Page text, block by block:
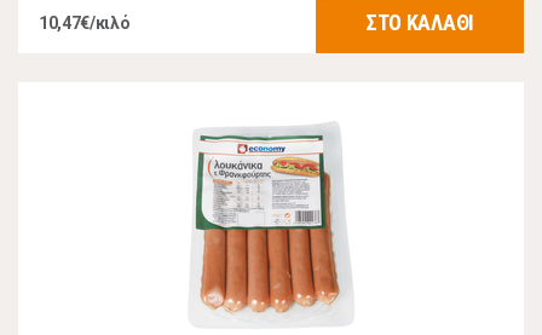
10,47€/κιλό ΣΤΟ ΚΑΛΑΘΙ